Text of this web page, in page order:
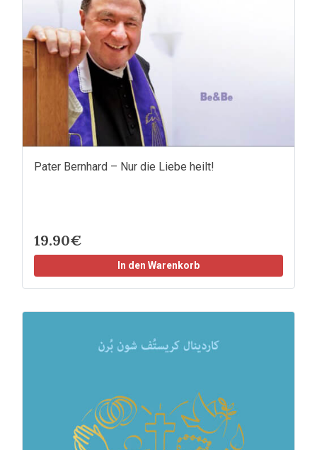
Pater Bernhard – Nur die Liebe heilt!
19.90€
In den Warenkorb